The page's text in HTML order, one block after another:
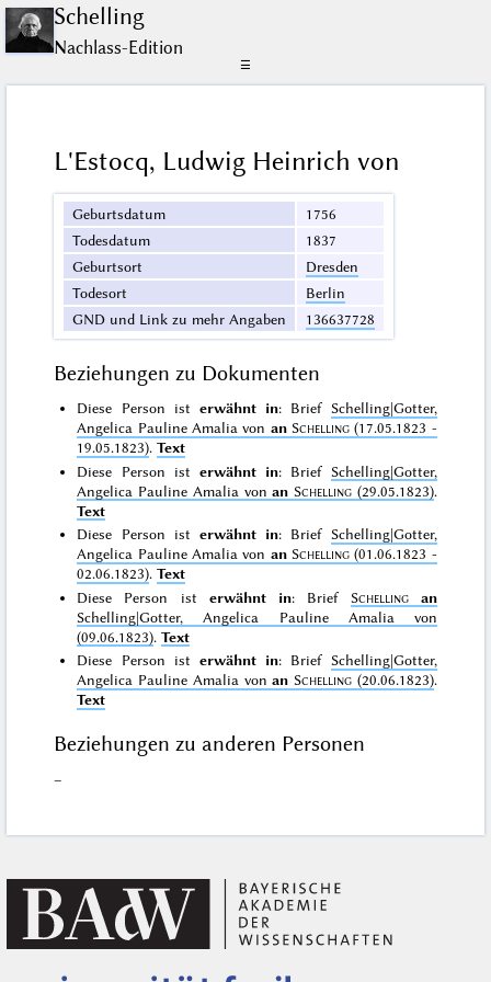
Schelling
Nachlass-Edition
☰
L'Estocq, Ludwig Heinrich von
Geburtsdatum
1756
Todesdatum
1837
Geburtsort
Dresden
Todesort
Berlin
GND und Link zu mehr Angaben
136637728
Beziehungen zu Dokumenten
Diese Person ist erwähnt in: Brief Schelling|Gotter,
Angelica Pauline Amalia von an Schelling (17.05.1823 -
19.05.1823).Text
Diese Person ist erwähnt in: Brief Schelling|Gotter,
Angelica Pauline Amalia vonan Schelling (29.05.1823).
Text
Diese Person ist erwähnt in: Brief Schelling|Gotter,
Angelica Pauline Amalia von an Schelling (01.06.1823 -
02.06.1823).Text
Diese Person ist erwähnt in: Brief Schelling
an
Schelling|Gotter, Angelica Pauline Amalia von
(09.06.1823).Text
Diese Person ist erwähnt in: Brief Schelling|Gotter,
Angelica Pauline Amalia vonan Schelling (20.06.1823).
Text
Beziehungen zu anderen Personen
–